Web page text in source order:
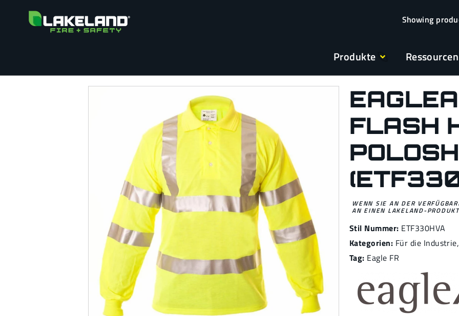
Produkte Ressourcen
FLASH
WENN SIE AN DER
AN EINEN LAKELAND-
Stil Nummer: ETF330HVA
Kategorien: Für die Industrie
Tag: Eagle FR